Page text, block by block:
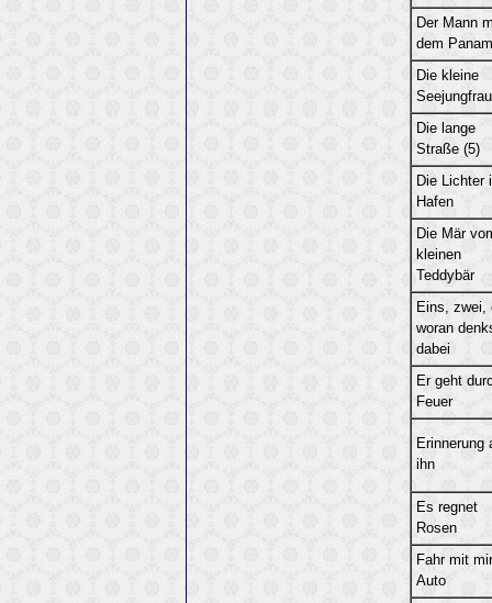
Der Mann
dem
Die kleine
Seejungfrau
Die lange
Straße (5)
Die Lichter
Hafen
Die Mär
kleinen
Teddybär
Eins, zwei,
woran
dabei
Er geht
Feuer
Erinnerung
ihn
Es regnet
Rosen
Fahr mit mir
Auto